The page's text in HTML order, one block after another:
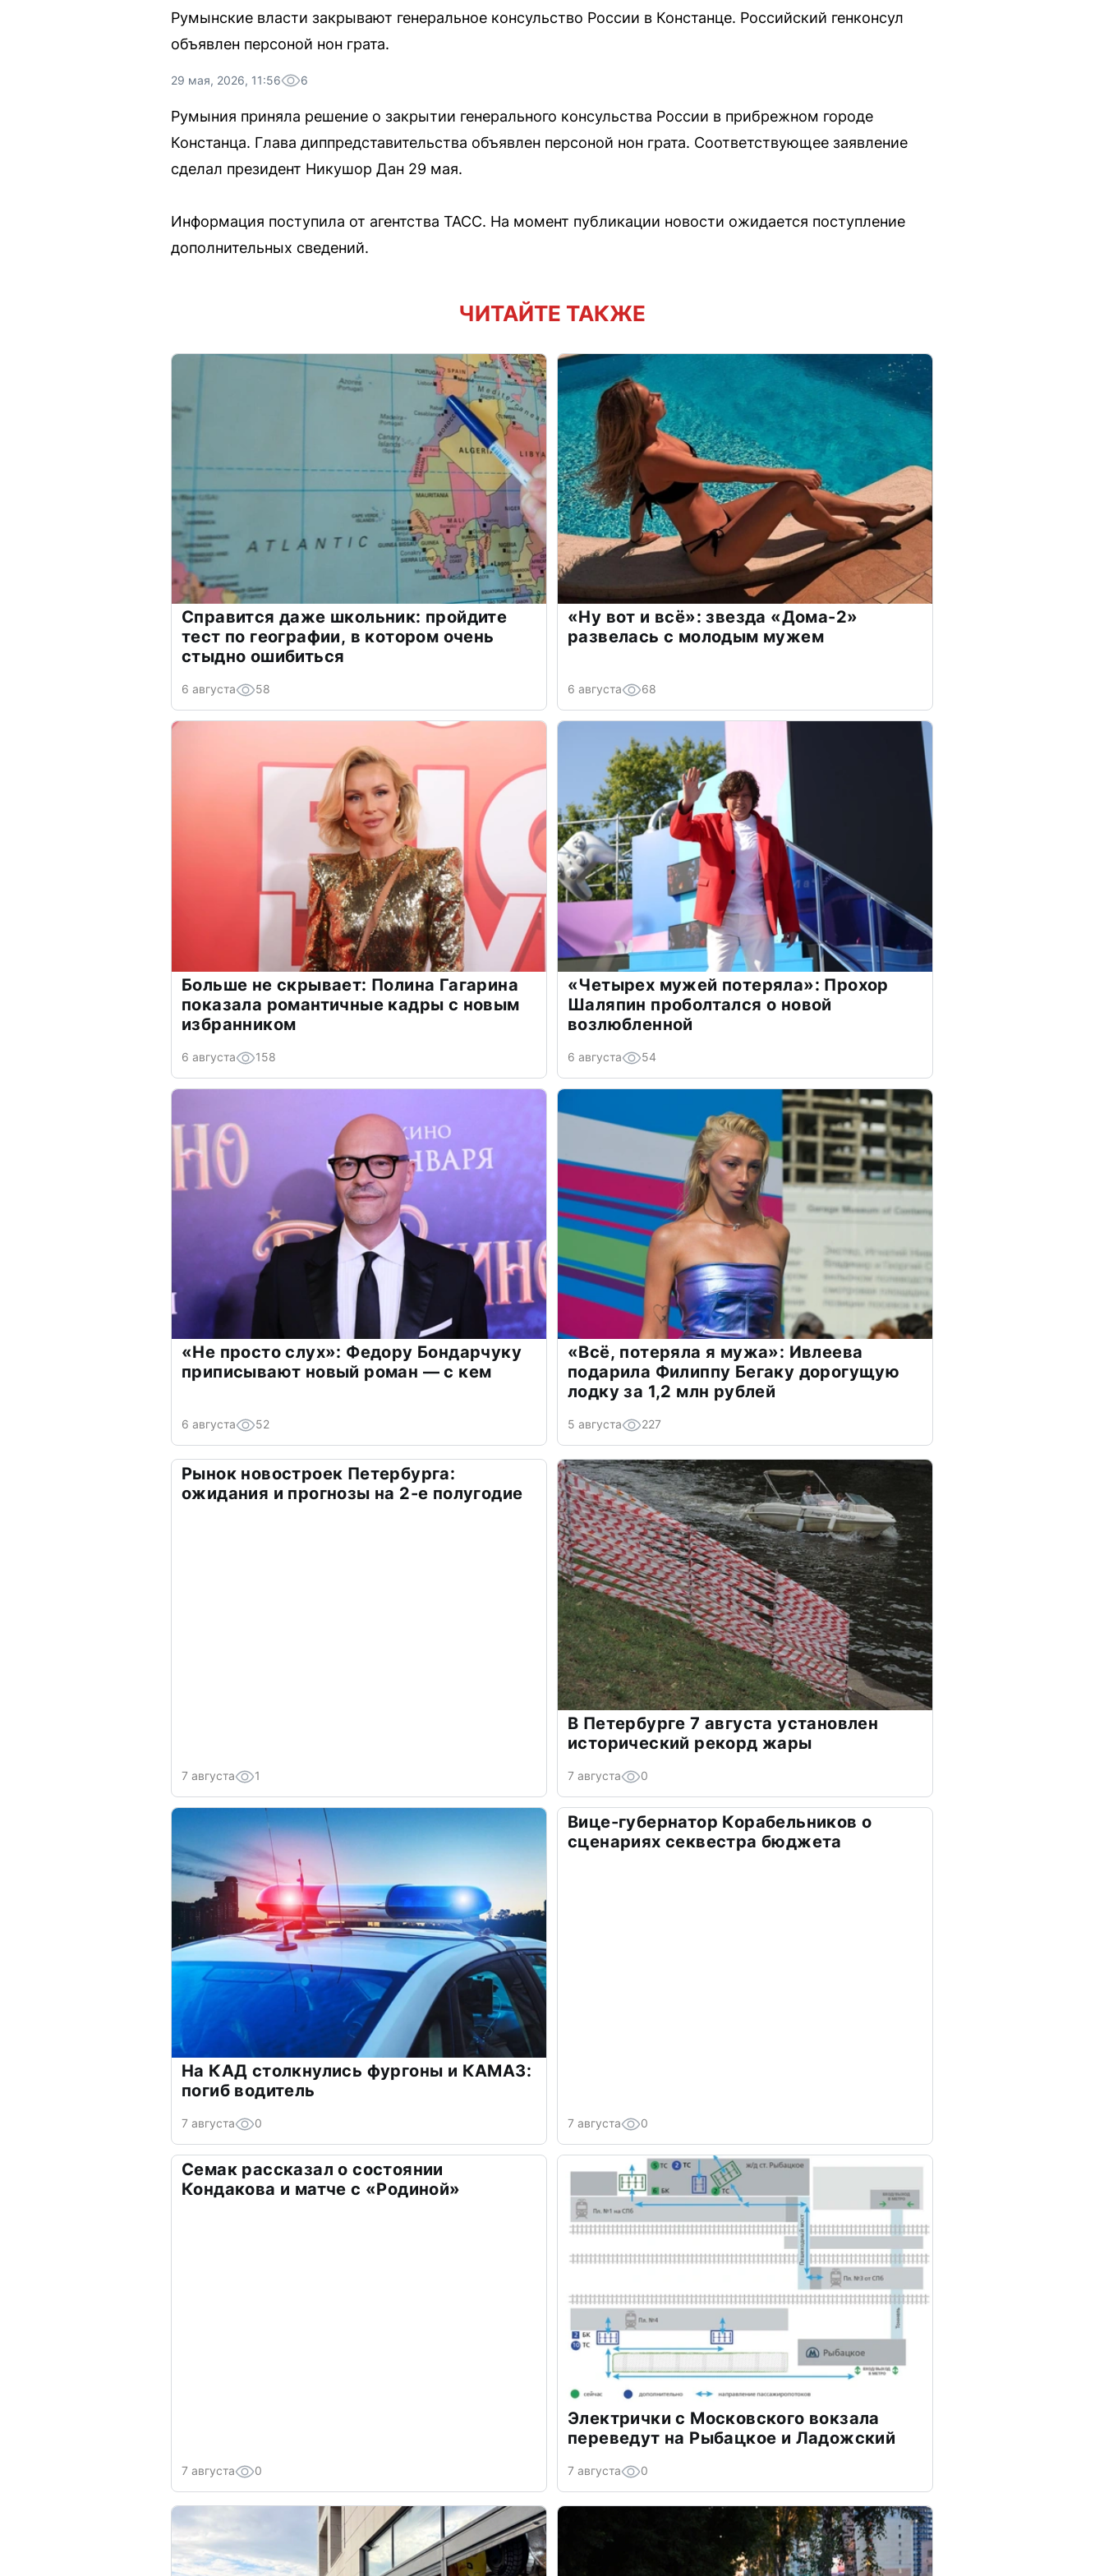
Румынские власти закрывают генеральное консульство России в Констанце. Российский генконсул
объявлен персоной нон грата.
29 мая, 2026, 11:56 6
Румыния приняла решение о закрытии генерального консульства России в прибрежном городе
Констанца. Глава диппредставительства объявлен персоной нон грата. Соответствующее заявление
сделал президент Никушор Дан 29 мая.
Информация поступила от агентства ТАСС. На момент публикации новости ожидается поступление
дополнительных сведений.
ЧИТАЙТЕ ТАКЖЕ
Справится даже школьник: пройдите
тест по географии, в котором очень
стыдно ошибиться
6 августа 58
«Ну вот и всё»: звезда «Дома-2»
развелась с молодым мужем
6 августа 68
Больше не скрывает: Полина Гагарина
показала романтичные кадры с новым
избранником
6 августа 158
«Четырех мужей потеряла»: Прохор
Шаляпин проболтался о новой
возлюбленной
6 августа 54
«Не просто слух»: Федору Бондарчуку
приписывают новый роман — с кем
6 августа 52
«Всё, потеряла я мужа»: Ивлеева
подарила Филиппу Бегаку дорогущую
лодку за 1,2 млн рублей
5 августа 227
Рынок новостроек Петербурга:
ожидания и прогнозы на 2-е полугодие
7 августа 1
В Петербурге 7 августа установлен
исторический рекорд жары
7 августа 0
На КАД столкнулись фургоны и КАМАЗ:
погиб водитель
7 августа 0
Вице-губернатор Корабельников о
сценариях секвестра бюджета
7 августа 0
Семак рассказал о состоянии
Кондакова и матче с «Родиной»
7 августа 0
Электрички с Московского вокзала
переведут на Рыбацкое и Ладожский
7 августа 0